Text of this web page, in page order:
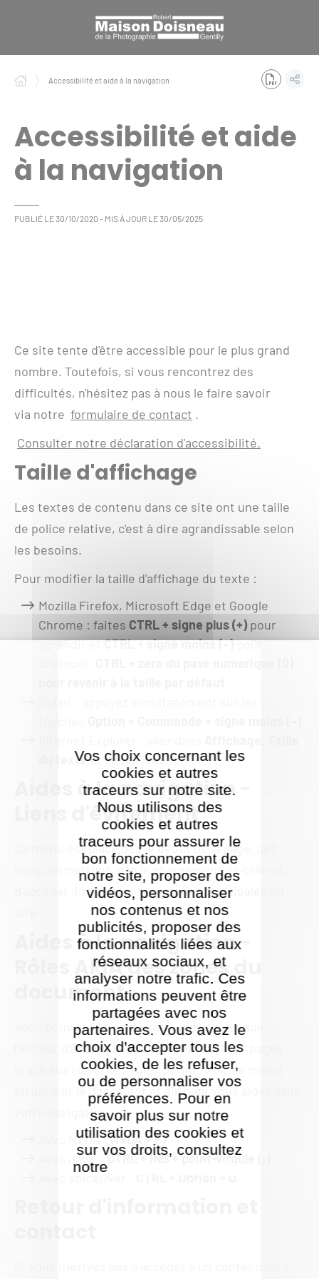
Vos choix concernant les
cookies et autres
traceurs sur notre site.
Nous utilisons des
cookies et autres
traceurs pour assurer le
bon fonctionnement de
notre site, proposer des
vidéos, personnaliser
nos contenus et nos
publicités, proposer des
fonctionnalités liées aux
réseaux sociaux, et
analyser notre trafic. Ces
informations peuvent être
partagées avec nos
partenaires. Vous avez le
choix d'accepter tous les
cookies, de les refuser,
ou de personnaliser vos
préférences. Pour en
savoir plus sur notre
utilisation des cookies et
sur vos droits, consultez
notre
Accessibilité et aide à la navigation
Accessibilité et aide
à la navigation
PUBLIÉ LE30/10/2020 - MIS À JOUR LE30/05/2025
Ce site tente d'être accessible pour le plus grand
nombre. Toutefois, si vous rencontrez des
difficultés, n'hésitez pas à nous le faire savoir
via notre formulaire de contact .
Consulter notre déclaration d'accessibilité.
Taille d'affichage
Les textes de contenu dans ce site ont une taille
de police relative, c'est à dire agrandissable selon
les besoins.
Pour modifier la taille d'affichage du texte :
Mozilla Firefox, Microsoft Edge et Google
Chrome : faites CTRL + signe plus (+)pour
agrandir etCTRL + signe moins (−)pour
du texteet choisissez.
Aides à la navigation -
Liens d'évitement
Ce menu est placé dès le début de la page, ces
liens permettent, dès le chargement de celle-ci,
d'accéder directement aux zones principales du
Aides à la navigation -
Rôles ARIA des zones du
document
Vous pouvez à l'aide de votre aide technique
(lecteur d'écran...) vous déplacer dans les pages
grâce aux rôles. Ces rôles permettent de mieux
structurer le document et ainsi de vous aider dans
votre navigation.
Avec NVDA :NVDA + F7
Avec Jaws :CTRL + INS + point-virgule (;)